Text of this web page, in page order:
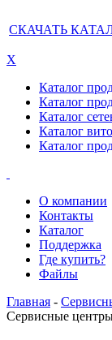
СКАЧАТЬ
X
Каталог
Каталог
Каталог
Каталог
Каталог
О компании
Контакты
Каталог
Поддержка
Где купить?
Файлы
Главная -
Сервисные